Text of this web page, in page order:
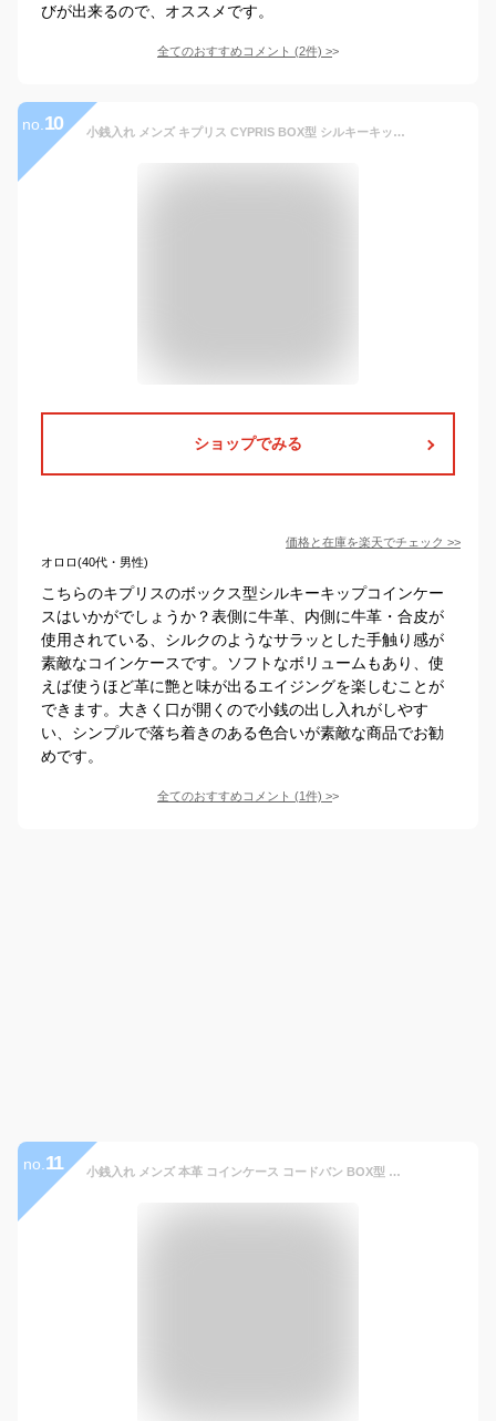
びが出来るので、オススメです。
全てのおすすめコメント (2件) >
no. 10 小銭入れ メンズ キプリス CYPRIS BOX型 シルキーキップ コインケース 1740 本革 日本製 ブランド
ショップでみる
価格と在庫を楽天でチェック >>
オロロ(40代・男性)
こちらのキプリスのボックス型シルキーキップコインケー
スはいかがでしょうか？表側に牛革、内側に牛革・合皮が
使用されている、シルクのようなサラッとした手触り感が
素敵なコインケースです。ソフトなボリュームもあり、使
えば使うほど革に艶と味が出るエイジングを楽しむことが
できます。大きく口が開くので小銭の出し入れがしやす
い、シンプルで落ち着きのある色合いが素敵な商品でお勧
めです。
全てのおすすめコメント (1件) >
no. 11 小銭入れ メンズ 本革 コインケース コードバン BOX型 オイルシェルコードバン ＆ ルーガショルダー レーデルオガワ 5337 キプリス CYPRIS 日本製 おしゃれ 誕生日